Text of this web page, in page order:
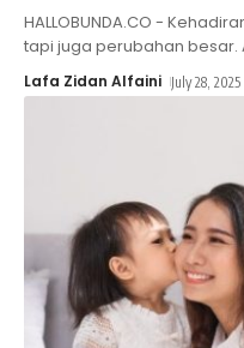
HALLOBUNDA.CO -
tapi juga perubahan besar.
Lafa Zidan Alfaini July 28, 2025